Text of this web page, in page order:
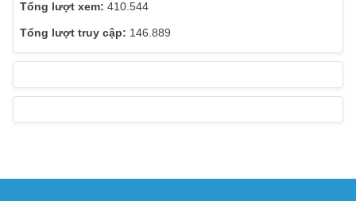
410.544
146.889